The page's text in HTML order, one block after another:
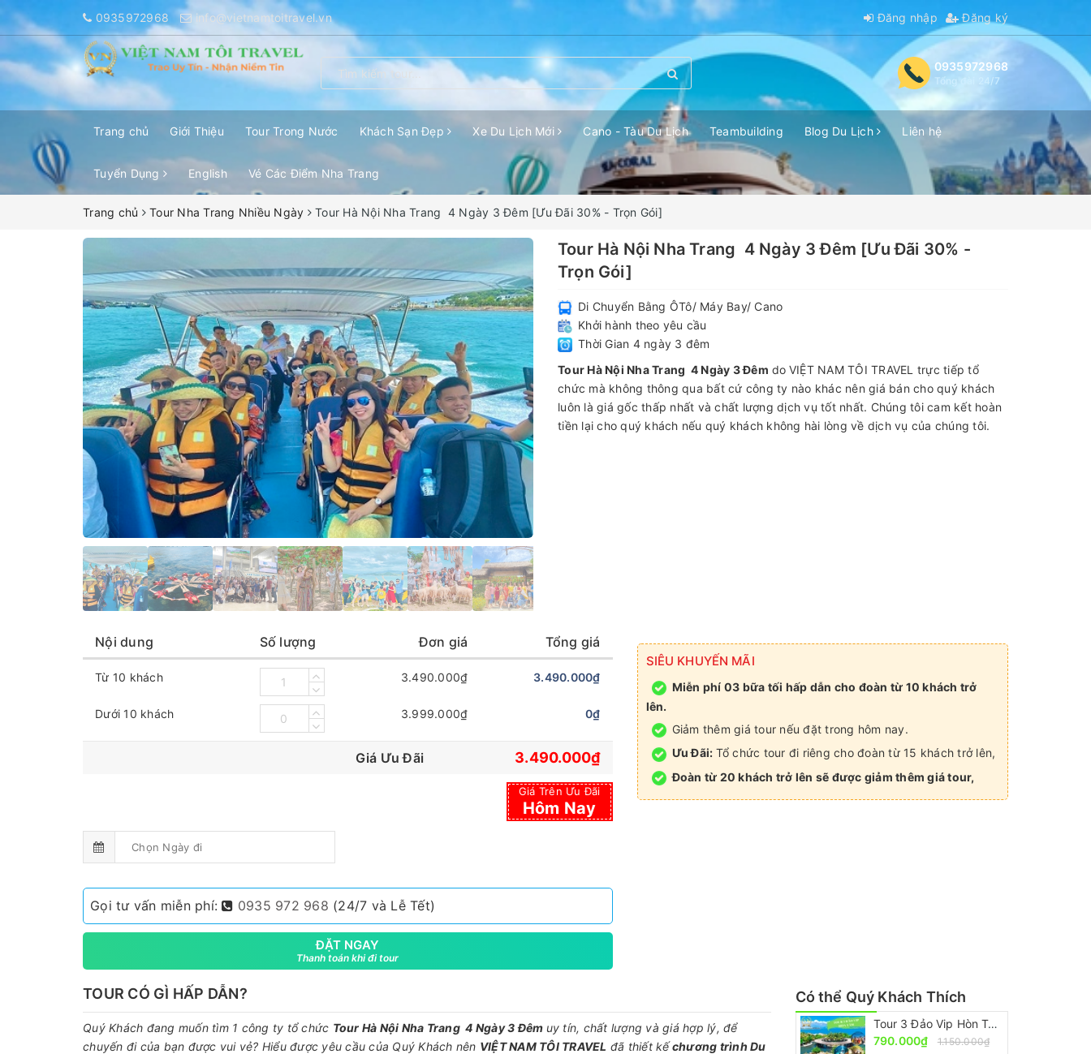
0935972968 info@vietnamtoitravel.vn Đăng nhập Đăng ký
0935972968
Tổng đài 24/7
Trang chủ Giới Thiệu Tour Trong Nước Khách Sạn Đẹp Xe Du Lịch Mới Cano - Tàu Du Lịch Teambuilding Blog Du Lịch Liên hệ
Tuyển Dụng English Vé Các Điểm Nha Trang
Trang chủ Tour Nha Trang Nhiều Ngày Tour Hà Nội Nha Trang 4 Ngày 3 Đêm [Ưu Đãi 30% - Trọn Gói]
Tour Hà Nội Nha Trang 4 Ngày 3 Đêm [Ưu Đãi 30% -
Trọn Gói]
Di Chuyển Bằng ÔTô/ Máy Bay/ Cano
Khởi hành theo yêu cầu
Thời Gian 4 ngày 3 đêm
Tour Hà Nội Nha Trang 4 Ngày 3 Đêm do VIỆT NAM TÔI TRAVEL trực tiếp tổ
chức mà không thông qua bất cứ công ty nào khác nên giá bán cho quý khách
luôn là giá gốc thấp nhất và chất lượng dịch vụ tốt nhất. Chúng tôi cam kết hoàn
tiền lại cho quý khách nếu quý khách không hài lòng về dịch vụ của chúng tôi.
Nội dung Số lượng Đơn giá Tổng giá
Từ 10 khách 3.490.000₫ 3.490.000₫
Dưới 10 khách 3.999.000₫ 0₫
Giá Ưu Đãi 3.490.000₫
Giá Trên Ưu Đãi
Hôm Nay
Gọi tư vấn miễn phí: 0935 972 968 (24/7 và Lễ Tết)
ĐẶT NGAY
Thanh toán khi đi tour
SIÊU KHUYẾN MÃI
Miễn phí 03 bữa tối hấp dẫn cho đoàn từ 10 khách trở
lên.
Giảm thêm giá tour nếu đặt trong hôm nay.
Ưu Đãi: Tổ chức tour đi riêng cho đoàn từ 15 khách trở lên,
Đoàn từ 20 khách trở lên sẽ được giảm thêm giá tour,
TOUR CÓ GÌ HẤP DẪN?
Quý Khách đang muốn tìm 1 công ty tổ chức Tour Hà Nội Nha Trang 4 Ngày 3 Đêm uy tín, chất lượng và giá hợp lý, để
chuyến đi của bạn được vui vẻ? Hiểu được yêu cầu của Quý Khách nên VIỆT NAM TÔI TRAVEL đã thiết kếchương trình Du
Có thể Quý Khách Thích
Tour 3 Đảo Vip Hòn Tằm Nha Trang [Trọn Gói – Ưu Đãi 30%]
790.000₫
1.150.000₫